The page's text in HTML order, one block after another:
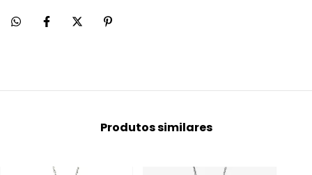
Produtos similares